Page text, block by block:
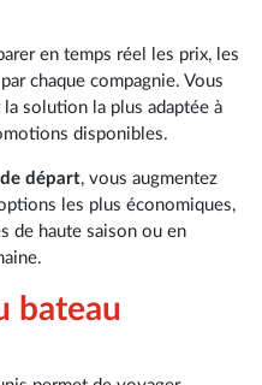
en temps réel les prix, les
chaque compagnie. Vous
solution la plus adaptée à
disponibles.
départ, vous augmentez
les plus économiques,
de haute saison ou en
bateau